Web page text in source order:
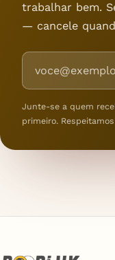
trabalhar bem.
— cancele
Endereço de e-
Junte-se a quem
primeiro.